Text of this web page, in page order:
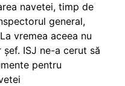
navetei, timp de
general,
vremea aceea nu
ISJ ne-a cerut să
pentru